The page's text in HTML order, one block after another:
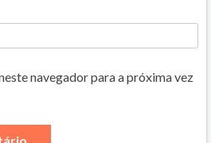
navegador para a próxima vez